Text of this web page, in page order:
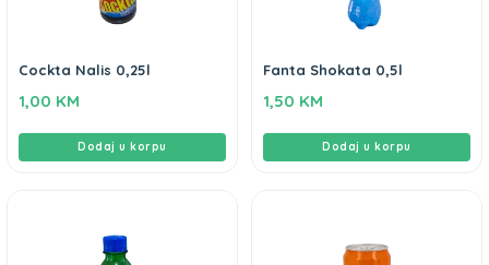
Cockta Nalis 0,25l
1,00 KM
Dodaj u korpu
Fanta Shokata 0,5l
1,50 KM
Dodaj u korpu